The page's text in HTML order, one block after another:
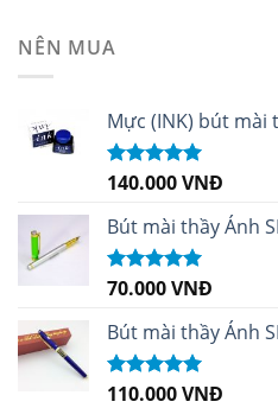
NÊN MUA
Mực (INK) bút mài
Được xếp
sao
140.000VNĐ
Bút mài thầy Ánh
Được xếp
sao
70.000VNĐ
Bút mài thầy Ánh
Được xếp
110.000VNĐ